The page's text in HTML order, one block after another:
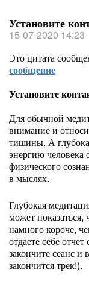
Установите
15-07-2020 14:23
Это цитата
сообщение
Установите
Для обычной
внимание и
тишины. А
энергию человека
физического
в мыслях.
Глубокая
может
намного короче,
отдаете себе
закончите сеанс
закончится трек!).